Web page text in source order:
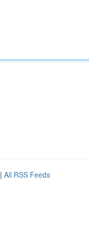
| All RSS Feeds